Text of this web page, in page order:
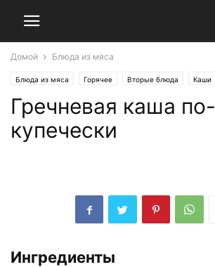
Домой Блюда из мяса
Блюда из мяса Горячее Вторые блюда Каши
Национальные кухни
Гречневая каша по-
купечески
Ингредиенты